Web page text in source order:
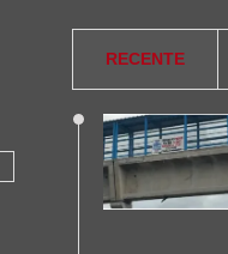
RECENTE